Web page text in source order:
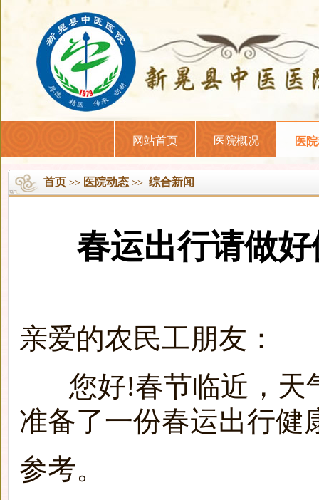
网站首页 医院概况 医
首页 >> 医院动态 >> 综合新闻
春运出行请做
亲爱的农民工朋友：
您好!春节临近，天
准备了一份春运出行健
参考。